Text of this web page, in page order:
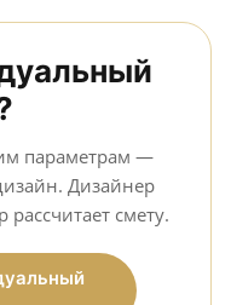
параметрам —
Дизайнер
смету.